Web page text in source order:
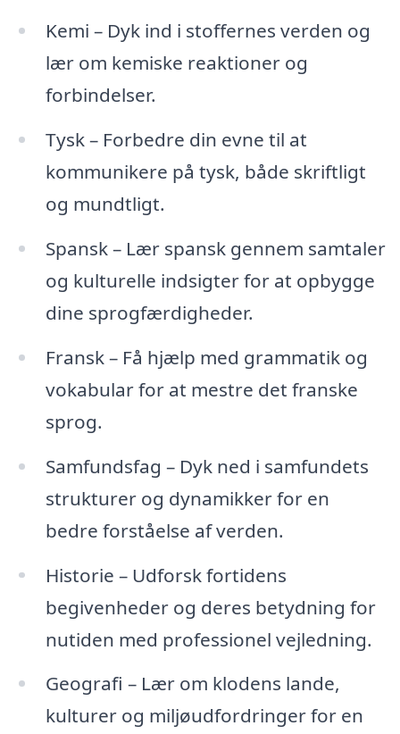
Kemi – Dyk ind i stoffernes verden og
lær om kemiske reaktioner og
forbindelser.
Tysk – Forbedre din evne til at
kommunikere på tysk, både skriftligt
og mundtligt.
Spansk – Lær spansk gennem samtaler
og kulturelle indsigter for at opbygge
dine sprogfærdigheder.
Fransk – Få hjælp med grammatik og
vokabular for at mestre det franske
sprog.
Samfundsfag – Dyk ned i samfundets
strukturer og dynamikker for en
bedre forståelse af verden.
Historie – Udforsk fortidens
begivenheder og deres betydning for
nutiden med professionel vejledning.
Geografi – Lær om klodens lande,
kulturer og miljøudfordringer for en